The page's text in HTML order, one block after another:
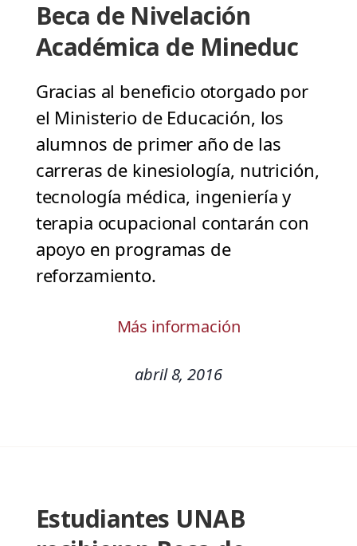
Beca de Nivelación
Académica de Mineduc
Gracias al beneficio otorgado por
el Ministerio de Educación, los
alumnos de primer año de las
carreras de kinesiología, nutrición,
tecnología médica, ingeniería y
terapia ocupacional contarán con
apoyo en programas de
reforzamiento.
Más información
abril 8, 2016
Estudiantes UNAB